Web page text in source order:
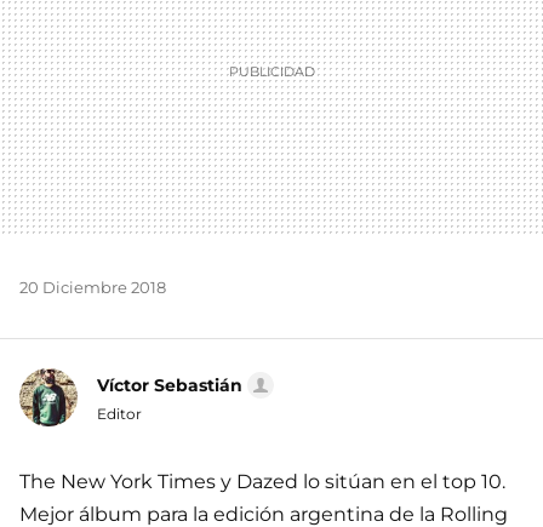
20 Diciembre 2018
Víctor Sebastián
Editor
The New York Times y Dazed lo sitúan en el top 10.
Mejor álbum para la edición argentina de la Rolling